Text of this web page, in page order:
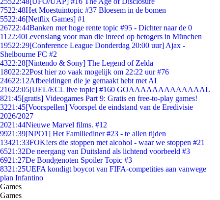
7522:48Het Moestuintopic #37 Bloesem in de bomen
5522:46[Netflix Games] #1
26722:44Banken met hoge rente topic #95 - Dichter naar de 0
11 22:40Levenslang voor man die inreed op betogers in München
19522:29[Conference League Donderdag 20:00 uur] Ajax -
Shelbourne FC #2
4322:28[Nintendo & Sony] The Legend of Zelda
18022:22Post hier zo vaak mogelijk om 22:22 uur #76
24622:12Afbeeldingen die je gemaakt hebt met AI
21622:05[UEL/ECL live topic] #160 GOAAAAAAAAAAAAAL
821:45[gratis] Videogames Part 9: Gratis en free-to-play games!
3221:45[Voorspellen] Voorspel de eindstand van de Eredivisie
2026/2027
2021:44Nieuwe Marvel films. #12
9921:39[NPO1] Het Familiediner #23 - te allen tijden
13421:33FOK!ers die stoppen met alcohol - waar we stoppen #21
6521:32De neergang van Duitsland als lichtend voorbeeld #3
6921:27De Bondgenoten Spoiler Topic #3
8321:25UEFA kondigt boycot van FIFA-competities aan vanwege
plan Infantino
Games
Games